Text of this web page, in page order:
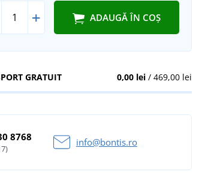
+ ADAUGĂ ÎN COȘ
0,00 lei/ 469,00 lei
GRATUIT
8768 info@bontis.ro